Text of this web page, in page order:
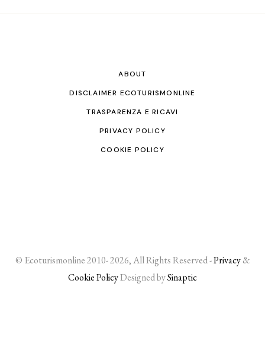
ABOUT
DISCLAIMER ECOTURISMONLINE
TRASPARENZA E RICAVI
PRIVACY POLICY
COOKIE POLICY
© Ecoturismonline 2010- 2026, All Rights Reserved -Privacy&
Cookie PolicyDesigned bySinaptic